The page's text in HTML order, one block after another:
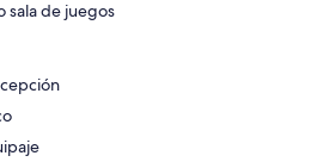
sala de juegos